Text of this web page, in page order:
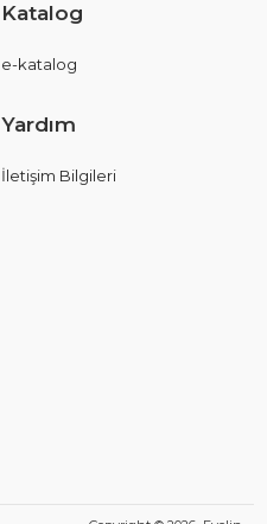
Katalog
e-katalog
Yardım
İletişim Bilgileri